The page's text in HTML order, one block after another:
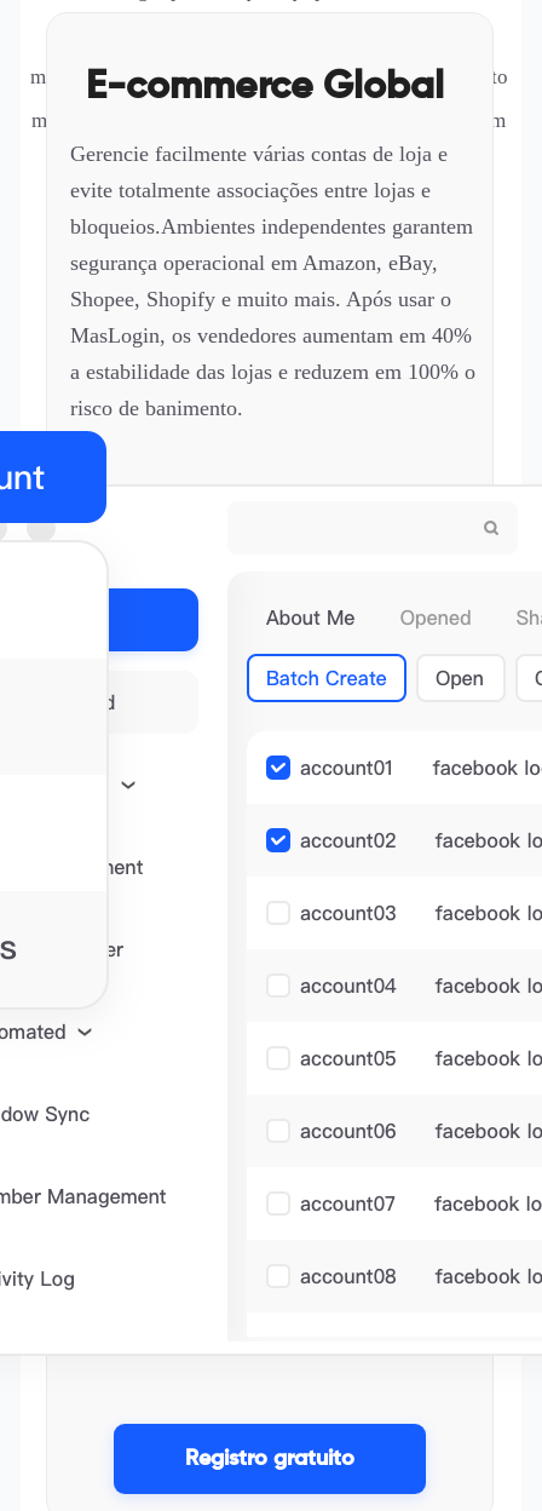
marketing digital alcancem maiores lucros, crescimento
mais rápido e operações mais estáveis — tudo isso com
proteção contra bloqueios de contas
E-commerce Global
Gerencie facilmente várias contas de loja e
evite totalmente associações entre lojas e
bloqueios.Ambientes independentes garantem
segurança operacional em Amazon, eBay,
Shopee, Shopify e muito mais. Após usar o
MasLogin, os vendedores aumentam em 40%
a estabilidade das lojas e reduzem em 100% o
risco de banimento.
Registro gratuito